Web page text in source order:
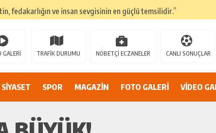
fedakarlığın ve insan sevgisinin en güçlü temsilidir.”
SİSTEMİ İSTİYORUZ”
Sahipsiz mi?
GALERİ TRAFİK DURUMU NÖBETÇİ ECZANELER CANLI SONUÇLAR
SİYASET SPOR MAGAZİN FOTO GALERİ VİDEO